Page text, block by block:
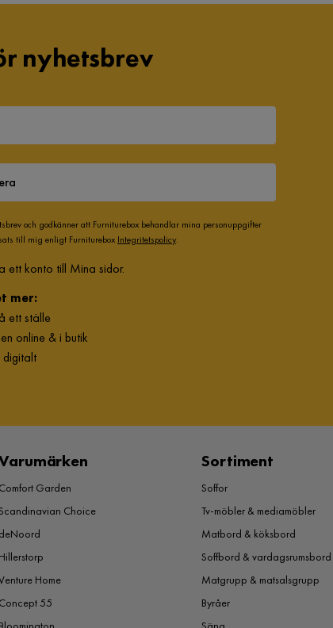
nyhetsbrev
och godkänner att Furniturebox behandlar mina personuppgifter
till mig enligt Furniturebox Integritetspolicy.
ett konto till Mina sidor.
mer:
ett ställe
online & i butik
digitalt
Comfort Garden
Choice
deNoord
Hillerstorp
Home
Concept 55
Sortiment
Soffor
Tv-möbler & mediamöbler
Matbord & köksbord
Soffbord & vardagsrumsbord
Matgrupp & matsalsgrupp
Byråer